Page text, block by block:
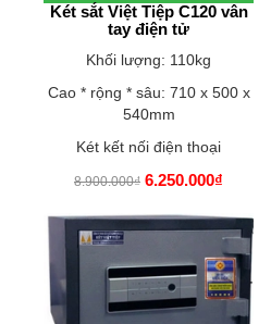
Két sắt Việt Tiệp C120 vân
tay điện tử
Khối lượng: 110kg
Cao * rộng * sâu: 710 x 500 x
540mm
Két kết nối điện thoại
8.900.000₫ 6.250.000₫